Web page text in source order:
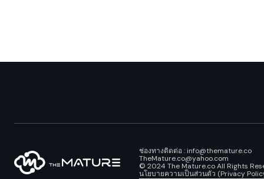
ช่องทางติดต่อ : info@themature.co
TheMature.co@yahoo.com
© 2024 The Mature.co All Rights
นโยบายความเป็นส่วนตัว (Privacy